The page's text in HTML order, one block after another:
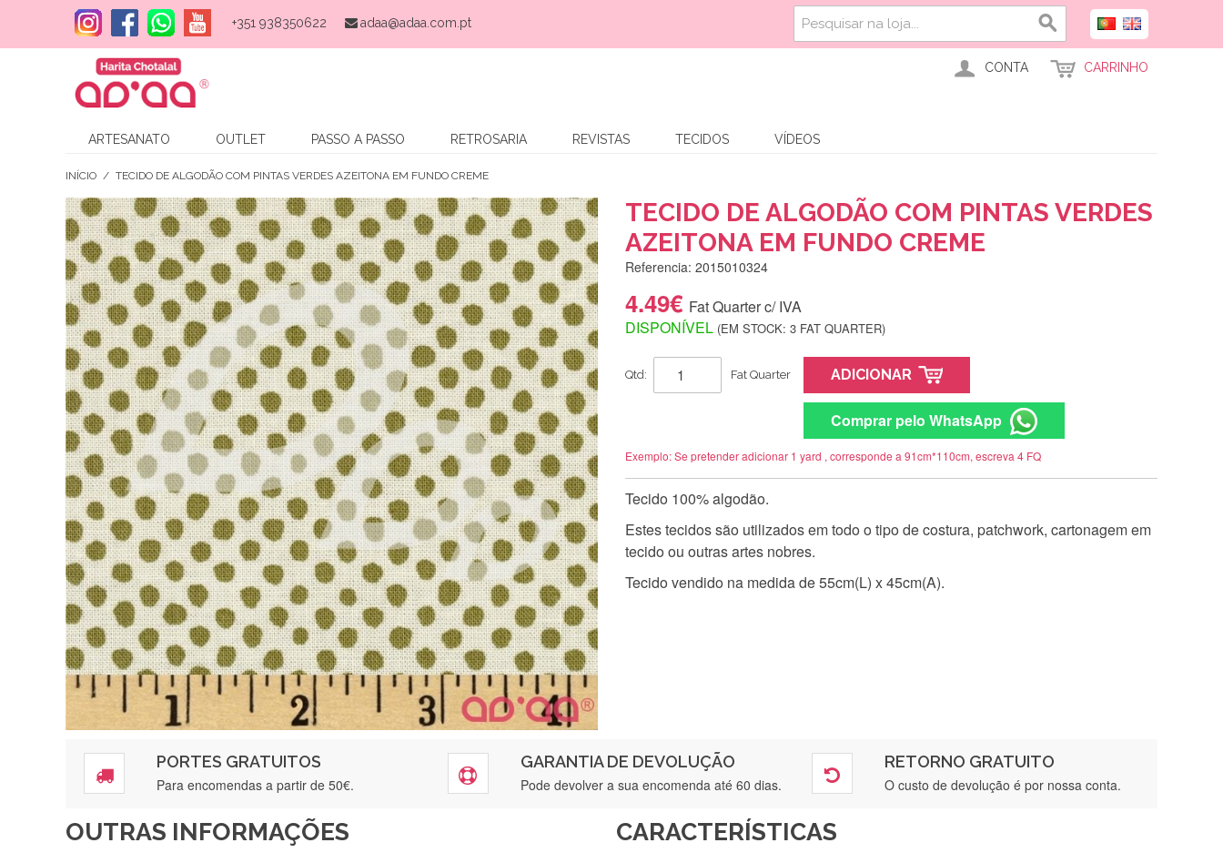
+351 938350622 adaa@adaa.com.pt
CONTA CARRINHO
ARTESANATO OUTLET PASSO A PASSO RETROSARIA REVISTAS TECIDOS VÍDEOS
INÍCIO / TECIDO DE ALGODÃO COM PINTAS VERDES AZEITONA EM FUNDO CREME
TECIDO DE ALGODÃO COM PINTAS VERDES
AZEITONA EM FUNDO CREME
Referencia: 2015010324
4.49€ Fat Quarter c/ IVA
DISPONÍVEL (EM STOCK: 3 FAT QUARTER)
Qtd: Fat Quarter ADICIONAR
Comprar pelo WhatsApp
Exemplo: Se pretender adicionar 1 yard , corresponde a 91cm*110cm, escreva 4 FQ
Tecido 100% algodão.
Estes tecidos são utilizados em todo o tipo de costura, patchwork, cartonagem em
tecido ou outras artes nobres.
Tecido vendido na medida de 55cm(L) x 45cm(A).
PORTES GRATUITOS
Para encomendas a partir de 50€.
GARANTIA DE DEVOLUÇÃO
Pode devolver a sua encomenda até 60 dias.
RETORNO GRATUITO
O custo de devolução é por nossa conta.
OUTRAS INFORMAÇÕES CARACTERÍSTICAS